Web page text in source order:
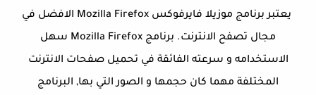
يعتبر برنامج موزيلا فايرفوكس Mozilla Firefox الافضل في
مجال تصفح الانترنت. برنامج Mozilla Firefox سهل
الاستخدامه و سرعته الفائقة في تحميل صفحات الانترنت
المختلفة مهما كان حجمها و الصور التي بها, البرنامج